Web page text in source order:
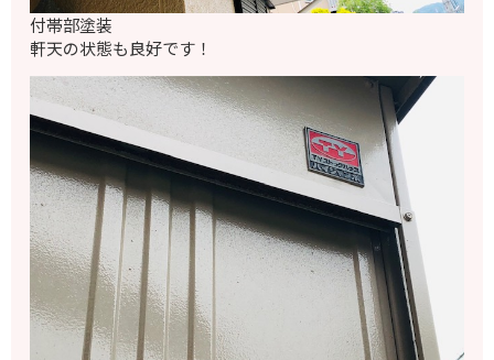
付帯部塗装
軒天の状態も良好です！